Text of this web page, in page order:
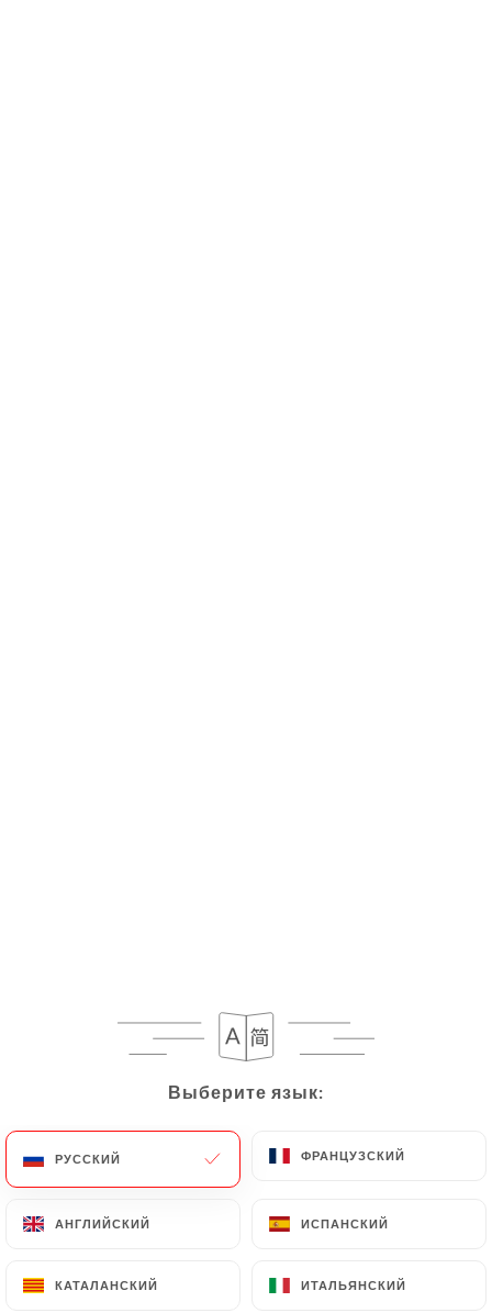
Выберите язык:
РУССКИЙ ФРАНЦУЗСКИЙ
АНГЛИЙСКИЙ ИСПАНСКИЙ
КАТАЛАНСКИЙ ИТАЛЬЯНСКИЙ
Выберите язык:
РУССКИЙ ФРАНЦУЗСКИЙ
АНГЛИЙСКИЙ ИСПАНСКИЙ
КАТАЛАНСКИЙ ИТАЛЬЯНСКИЙ